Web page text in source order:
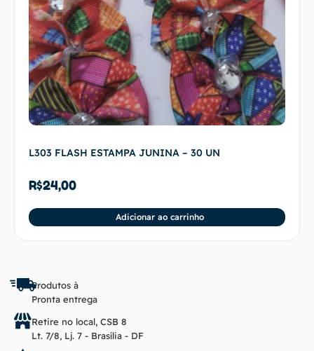
L303 FLASH ESTAMPA JUNINA – 30 UN
R$24,00
Adicionar ao carrinho
Produtos à
Pronta entrega
Retire no local, CSB 8
Lt. 7/8, Lj. 7 - Brasília - DF